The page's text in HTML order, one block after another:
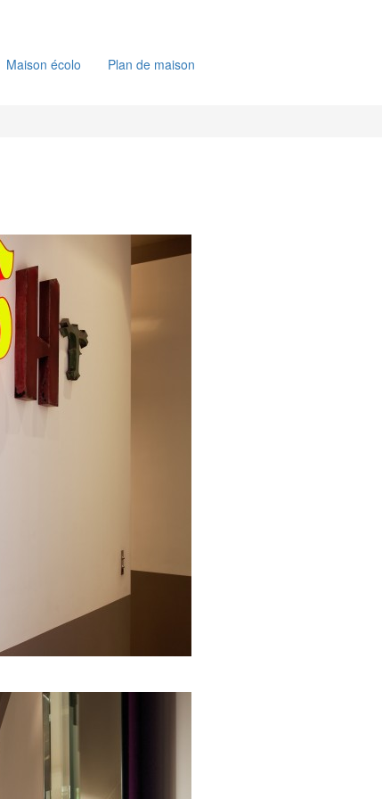
Maison écolo Plan de maison